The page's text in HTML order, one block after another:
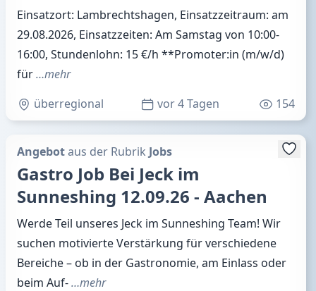
Einsatzort: Lambrechtshagen, Einsatzzeitraum: am
29.08.2026, Einsatzzeiten: Am Samstag von 10:00-
16:00, Stundenlohn: 15 €/h **Promoter:in (m/w/d)
für…mehr
überregional
vor 4 Tagen 154
Angebotaus der Rubrik Jobs
Gastro Job Bei Jeck im
Sunneshing 12.09.26 - Aachen
Werde Teil unseres Jeck im Sunneshing Team! Wir
suchen motivierte Verstärkung für verschiedene
Bereiche – ob in der Gastronomie, am Einlass oder
beim Auf-…mehr